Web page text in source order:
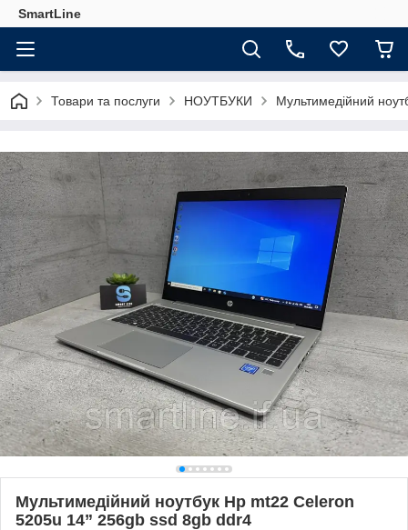
SmartLine
Товари та послуги НОУТБУКИ Мультимедійний
Мультимедійний ноутбук Hp mt22 Celeron
5205u 14” 256gb ssd 8gb ddr4